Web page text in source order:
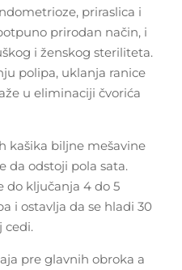
priraslica i
prirodan način, i
i ženskog steriliteta.
polipa, uklanja ranice
u eliminaciji čvorića
kašika biljne mešavine
da odstoji pola sata.
do ključanja 4 do 5
i ostavlja da se hladi 30
cedi.
pre glavnih obroka a